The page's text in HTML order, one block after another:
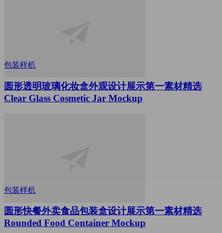
包装样机
圆形透明玻璃化妆盒外观设计展示第一素材精选
Clear Glass Cosmetic Jar Mockup
包装样机
圆形快餐外卖食品包装盒设计展示第一素材精选
Rounded Food Container Mockup